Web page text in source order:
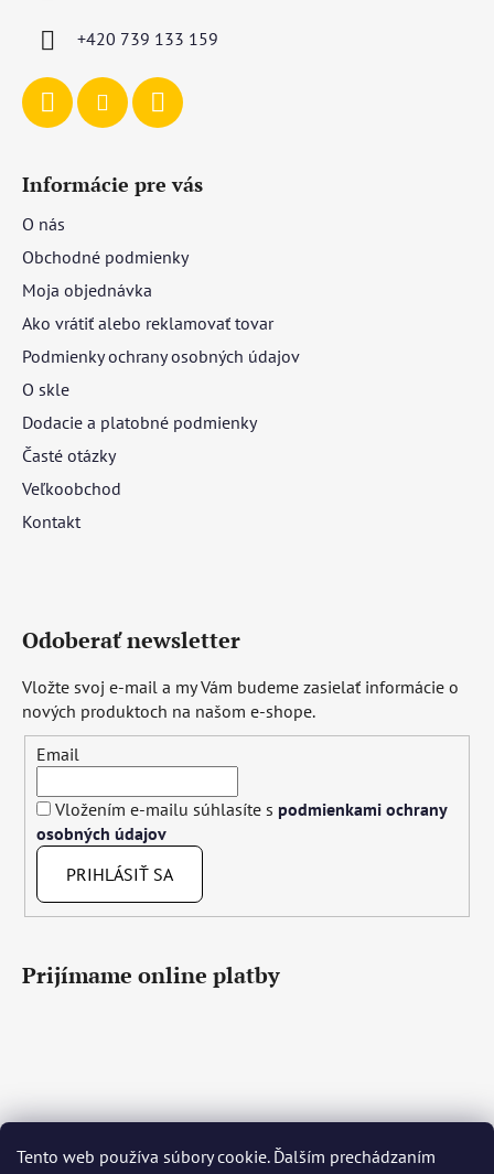
Tento web používa súbory cookie. Ďalším prechádzaním
+420 739 133 159
Informácie pre vás
O nás
Obchodné podmienky
Moja objednávka
Ako vrátiť alebo reklamovať tovar
Podmienky ochrany osobných údajov
O skle
Dodacie a platobné podmienky
Časté otázky
Veľkoobchod
Kontakt
Odoberať newsletter
Vložte svoj e-mail a my Vám budeme zasielať informácie o
nových produktoch na našom e-shope.
Email
Vložením e-mailu súhlasíte s podmienkami ochrany
osobných údajov
PRIHLÁSIŤ SA
Prijímame online platby
Čeština Slovenčina English Deutsch Magyar